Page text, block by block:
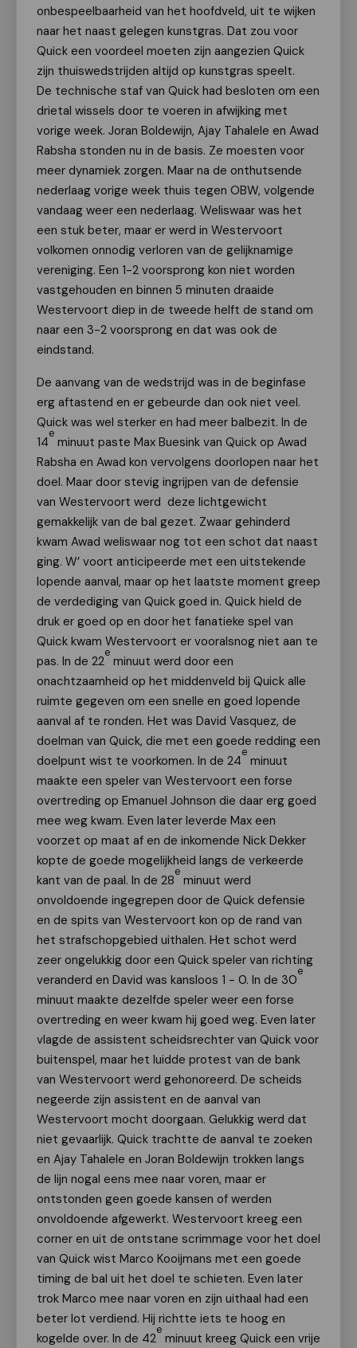
onbespeelbaarheid van het hoofdveld, uit te wijken
naar het naast gelegen kunstgras. Dat zou voor
Quick een voordeel moeten zijn aangezien Quick
zijn thuiswedstrijden altijd op kunstgras speelt.
De technische staf van Quick had besloten om een
drietal wissels door te voeren in afwijking met
vorige week. Joran Boldewijn, Ajay Tahalele en Awad
Rabsha stonden nu in de basis. Ze moesten voor
meer dynamiek zorgen. Maar na de onthutsende
nederlaag vorige week thuis tegen OBW, volgende
vandaag weer een nederlaag. Weliswaar was het
een stuk beter, maar er werd in Westervoort
volkomen onnodig verloren van de gelijknamige
vereniging. Een 1-2 voorsprong kon niet worden
vastgehouden en binnen 5 minuten draaide
Westervoort diep in de tweede helft de stand om
naar een 3-2 voorsprong en dat was ook de
eindstand.
De aanvang van de wedstrijd was in de beginfase
erg aftastend en er gebeurde dan ook niet veel.
Quick was wel sterker en had meer balbezit. In de
14
e
minuut paste Max Buesink van Quick op Awad
Rabsha en Awad kon vervolgens doorlopen naar het
doel. Maar door stevig ingrijpen van de defensie
van Westervoort werd deze lichtgewicht
gemakkelijk van de bal gezet. Zwaar gehinderd
kwam Awad weliswaar nog tot een schot dat naast
ging. W’ voort anticipeerde met een uitstekende
lopende aanval, maar op het laatste moment greep
de verdediging van Quick goed in. Quick hield de
druk er goed op en door het fanatieke spel van
Quick kwam Westervoort er vooralsnog niet aan te
pas. In de 22
e
minuut werd door een
onachtzaamheid op het middenveld bij Quick alle
ruimte gegeven om een snelle en goed lopende
aanval af te ronden. Het was David Vasquez, de
doelman van Quick, die met een goede redding een
doelpunt wist te voorkomen. In de 24
e
minuut
maakte een speler van Westervoort een forse
overtreding op Emanuel Johnson die daar erg goed
mee weg kwam. Even later leverde Max een
voorzet op maat af en de inkomende Nick Dekker
kopte de goede mogelijkheid langs de verkeerde
kant van de paal. In de 28
e
minuut werd
onvoldoende ingegrepen door de Quick defensie
en de spits van Westervoort kon op de rand van
het strafschopgebied uithalen. Het schot werd
zeer ongelukkig door een Quick speler van richting
veranderd en David was kansloos 1 - 0. In de 30
e
minuut maakte dezelfde speler weer een forse
overtreding en weer kwam hij goed weg. Even later
vlagde de assistent scheidsrechter van Quick voor
buitenspel, maar het luidde protest van de bank
van Westervoort werd gehonoreerd. De scheids
negeerde zijn assistent en de aanval van
Westervoort mocht doorgaan. Gelukkig werd dat
niet gevaarlijk. Quick trachtte de aanval te zoeken
en Ajay Tahalele en Joran Boldewijn trokken langs
de lijn nogal eens mee naar voren, maar er
ontstonden geen goede kansen of werden
onvoldoende afgewerkt. Westervoort kreeg een
corner en uit de ontstane scrimmage voor het doel
van Quick wist Marco Kooijmans met een goede
timing de bal uit het doel te schieten. Even later
trok Marco mee naar voren en zijn uithaal had een
beter lot verdiend. Hij richtte iets te hoog en
kogelde over. In de 42
e
minuut kreeg Quick een vrije